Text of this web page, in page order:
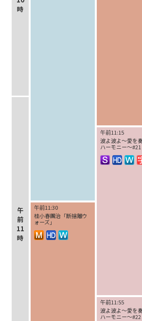
時
午
前
11
時
午前11:15
波よ波よ～愛を
ハーモニー～#21
午前11:30
桂小春團治「断捨離ウ
ォーズ」
午前11:55
波よ波よ～愛を
ハーモニー～#22